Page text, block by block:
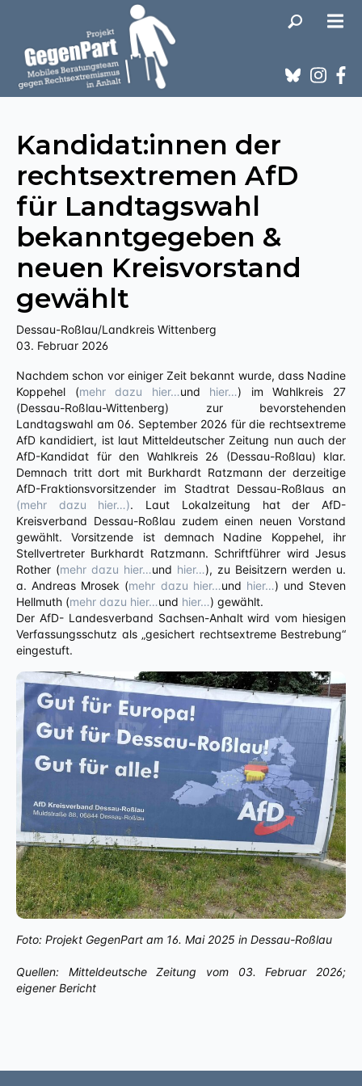
Kandidat:innen der
rechtsextremen AfD
für Landtagswahl
bekanntgegeben &
neuen Kreisvorstand
gewählt
Dessau-Roßlau/Landkreis Wittenberg
03. Februar 2026
Nachdem schon vor einiger Zeit bekannt wurde, dass Nadine
Koppehel (mehr dazu hier…und hier…) im Wahlkreis 27
(Dessau-Roßlau-Wittenberg) zur bevorstehenden
Landtagswahl am 06. September 2026 für die rechtsextreme
AfD kandidiert, ist laut Mitteldeutscher Zeitung nun auch der
AfD-Kandidat für den Wahlkreis 26 (Dessau-Roßlau) klar.
Demnach tritt dort mit Burkhardt Ratzmann der derzeitige
AfD-Fraktionsvorsitzender im Stadtrat Dessau-Roßlaus an
(mehr dazu hier…). Laut Lokalzeitung hat der AfD-
Kreisverband Dessau-Roßlau zudem einen neuen Vorstand
gewählt. Vorsitzende ist demnach Nadine Koppehel, ihr
Stellvertreter Burkhardt Ratzmann. Schriftführer wird Jesus
Rother (mehr dazu hier…und hier…), zu Beisitzern werden u.
a. Andreas Mrosek (mehr dazu hier…und hier…) und Steven
Hellmuth (mehr dazu hier…und hier…) gewählt.
Der AfD- Landesverband Sachsen-Anhalt wird vom hiesigen
Verfassungsschutz als „gesichert rechtsextreme Bestrebung“
eingestuft.
Foto: Projekt GegenPart am 16. Mai 2025 in Dessau-Roßlau
Quellen: Mitteldeutsche Zeitung vom 03. Februar 2026;
eigener Bericht